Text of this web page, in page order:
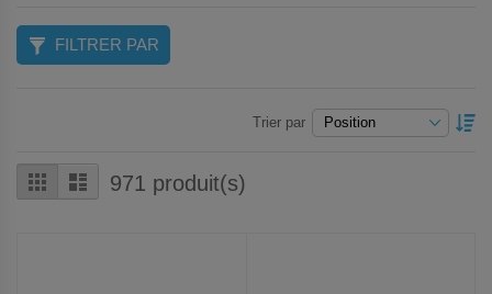
Grille Liste971 produit(s)
Trier par
FILTRER PAR